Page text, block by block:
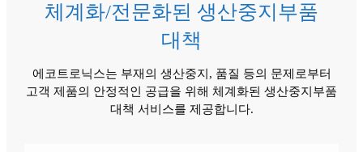
체계화/전문화된 생산중지부품
대책
에코트로닉스는 부재의 생산중지, 품질 등의 문제로부터
고객 제품의 안정적인 공급을 위해 체계화된 생산중지부품
대책 서비스를 제공합니다.